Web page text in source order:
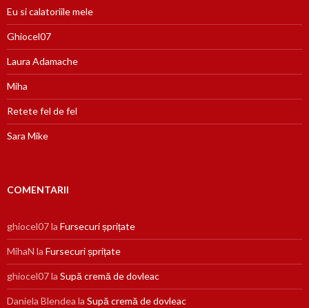
Eu si calatoriile mele
Ghiocel07
Laura Adamache
Miha
Retete fel de fel
Sara Mike
COMENTARII
ghiocel07la Fursecuri șprițate
MihaN la Fursecuri șprițate
ghiocel07la Supă cremă de dovleac
Daniela Blendea la Supă cremă de dovleac